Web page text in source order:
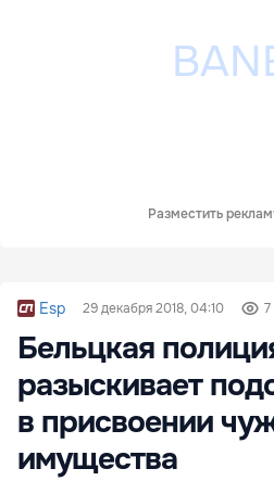
Разместить
Esp 29 декабря 2018, 04:10 7
Бельцкая
разыскивает
в присвоении
имущества